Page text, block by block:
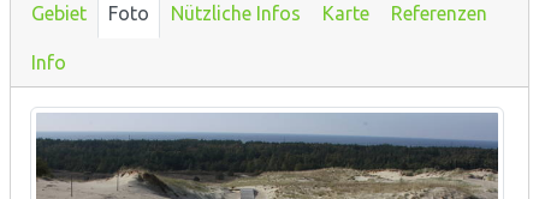
Gebiet Foto Nützliche Infos Karte Referenzen
Info